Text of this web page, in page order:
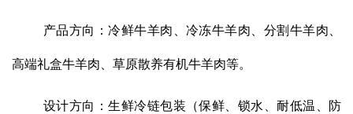
产品方向：冷鲜牛羊肉、冷冻牛羊肉、分割牛羊肉、
高端礼盒牛羊肉、草原散养有机牛羊肉等。
设计方向：生鲜冷链包装（保鲜、锁水、耐低温、防